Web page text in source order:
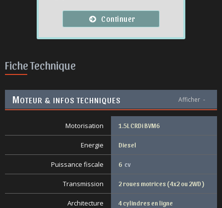
Continuer
Fiche Technique
MOTEUR & INFOS TECHNIQUES Afficher -
Motorisation 1.5L CRDi BVM6
Energie Diesel
Puissance fiscale 6 cv
Transmission 2 roues motrices ( 4x2 ou 2WD )
Architecture 4 cylindres en ligne